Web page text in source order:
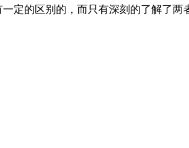
定的区别的，而只有深刻的了解了两